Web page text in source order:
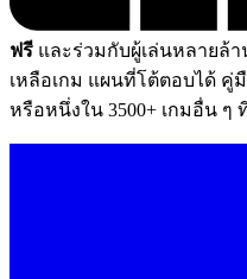
ฟรี และร่วมกับผู้เล่นหลายล้
เหลือเกม แผนที่โต้ตอบได้ คู่
หรือหนึ่งใน 3500+ เกมอื่น ๆ